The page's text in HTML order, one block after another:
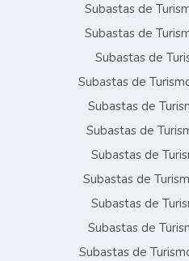
Subastas de
Subastas de
Subastas de
Subastas de
Subastas de
Subastas de
Subastas de
Subastas de
Subastas de
Subastas de
Subastas de